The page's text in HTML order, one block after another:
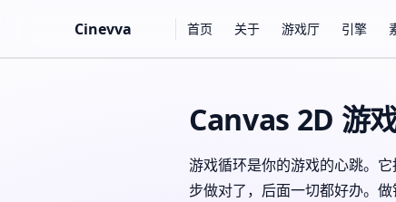
Skip to content
Cinevva 首页 关于 游戏厅 引擎
Canvas 2D 游
游戏循环是你的游戏的心跳。
步做对了，后面一切都好办。